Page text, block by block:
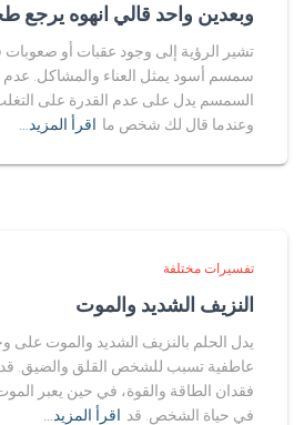
وبعدين واحد قالي انهوه يرجع
تشير الرؤية إلى وجود عقبات أو صعوبات
سمسم أسود يمثل العناء والمشاكل.
السمسم يدل على عدم القدرة على
وعندما قال لك شخص ما اقرأ المزيد…
تفسيرات مختلفة
النزيف الشديد والموت
يدل الحلم بالنزيف الشديد والموت
عاطفية تسبب للشخص القلق والضيق. قد
فقدان الطاقة والقوة، في حين يعبر
في حياة الشخص. قد اقرأ المزيد…